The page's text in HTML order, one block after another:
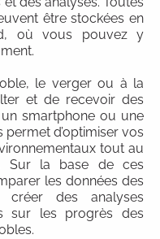
être stockées en
où vous pouvez y
le verger ou à la
et de recevoir des
smartphone ou une
d’optimiser vos
tout au
Sur la base de ces
les données des
créer des analyses
sur les progrès des